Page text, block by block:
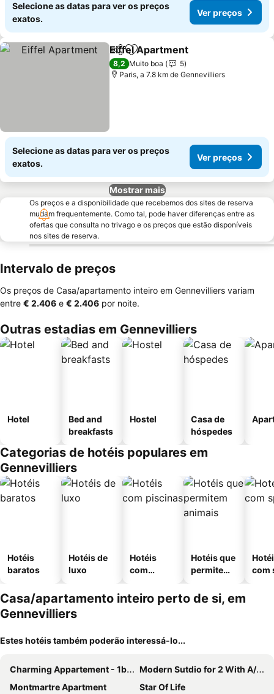
Selecione as datas para ver os preços
exatos.
Ver preços
PartilharAdicionar aos favoritos
Eiffel Apartment
8,2 Muito boa
5
Paris, a 7.8 km de Gennevilliers
Selecione as datas para ver os preços
exatos.
Ver preços
Mostrar mais
Os preços e a disponibilidade que recebemos dos sites de reserva
mudam frequentemente. Como tal, pode haver diferenças entre as
ofertas que consulta no trivago e os preços que estão disponíveis
nos sites de reserva.
Intervalo de preços
Os preços de Casa/apartamento inteiro em Gennevilliers variam
entre ‎€ 2.406 e ‎€ 2.406 por noite.
Outras estadias em Gennevilliers
Hotel
Bed and
breakfasts
Hostel
Casa de
hóspedes
Categorias de hotéis populares em
Gennevilliers
Hotéis
baratos
Hotéis de
luxo
Hotéis
com
Hotéis que
permitem
com
Casa/apartamento inteiro perto de si, em
Gennevilliers
Estes hotéis também poderão interessá-lo...
Charming Appartement - 1bd/4p - Batignolles
Modern Sutdio for 2 With A/C - Near Montmartre
Montmartre Apartment
Star Of Life